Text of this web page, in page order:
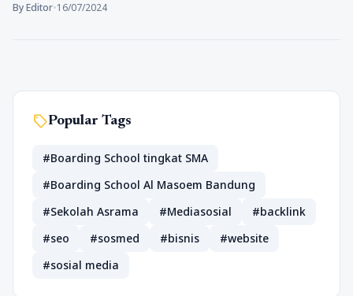
By Editor•16/07/2024
sellPopular Tags
#Boarding School tingkat SMA
#Boarding School Al Masoem Bandung
#Sekolah Asrama
#Mediasosial
#backlink
#seo
#sosmed #bisnis
#website
#sosial media